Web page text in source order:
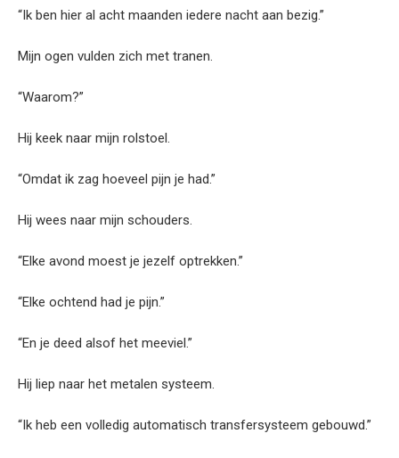
“Ik ben hier al acht maanden iedere nacht aan bezig.”
Mijn ogen vulden zich met tranen.
“Waarom?”
Hij keek naar mijn rolstoel.
“Omdat ik zag hoeveel pijn je had.”
Hij wees naar mijn schouders.
“Elke avond moest je jezelf optrekken.”
“Elke ochtend had je pijn.”
“En je deed alsof het meeviel.”
Hij liep naar het metalen systeem.
“Ik heb een volledig automatisch transfersysteem gebouwd.”